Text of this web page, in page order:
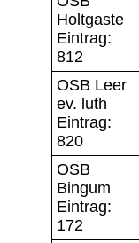
Holtgaste
Eintrag:
812
OSB Leer
ev. luth
Eintrag:
820
OSB
Bingum
Eintrag:
172